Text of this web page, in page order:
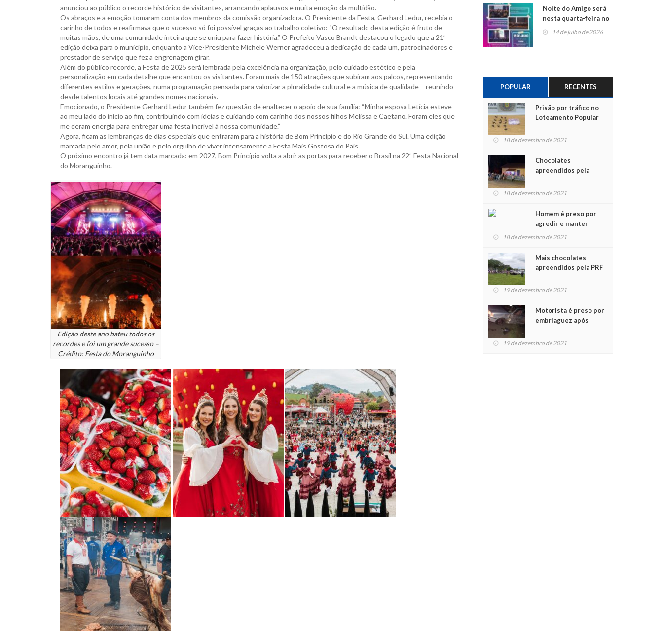
anunciou ao público o recorde histórico de visitantes, arrancando aplausos e muita emoção da multidão.
Os abraços e a emoção tomaram conta dos membros da comissão organizadora. O Presidente da Festa, Gerhard Ledur, recebia o
carinho de todos e reafirmava que o sucesso só foi possível graças ao trabalho coletivo: “O resultado desta edição é fruto de
muitas mãos, de uma comunidade inteira que se uniu para fazer história.” O Prefeito Vasco Brandt destacou o legado que a 21ª
edição deixa para o município, enquanto a Vice-Presidente Michele Werner agradeceu a dedicação de cada um, patrocinadores e
prestador de serviço que fez a engrenagem girar.
Além do público recorde, a Festa de 2025 será lembrada pela excelência na organização, pelo cuidado estético e pela
personalização em cada detalhe que encantou os visitantes. Foram mais de 150 atrações que subiram aos palcos, representando
diferentes estilos e gerações, numa programação pensada para valorizar a pluralidade cultural e a música de qualidade – reunindo
desde talentos locais até grandes nomes nacionais.
Emocionado, o Presidente Gerhard Ledur também fez questão de enaltecer o apoio de sua família: “Minha esposa Letícia esteve
ao meu lado do início ao fim, contribuindo com ideias e cuidando com carinho dos nossos filhos Melissa e Caetano. Foram eles que
me deram energia para entregar uma festa incrível à nossa comunidade.”
Agora, ficam as lembranças de dias especiais que entraram para a história de Bom Princípio e do Rio Grande do Sul. Uma edição
marcada pelo amor, pela união e pelo orgulho de viver intensamente a Festa Mais Gostosa do País.
O próximo encontro já tem data marcada: em 2027, Bom Princípio volta a abrir as portas para receber o Brasil na 22ª Festa Nacional
do Moranguinho.
Edição deste ano bateu todos os
recordes e foi um grande sucesso –
Crédito: Festa do Moranguinho
Noite do Amigo será
nesta quarta-feira no
Centro de Cultura de
14 de julho de 2026
POPULAR RECENTES
Prisão por tráfico no
Loteamento Popular
18 de dezembro de 2021
Chocolates
apreendidos pela
para crianças na
18 de dezembro de 2021
Homem é preso por
agredir e manter
mulher em cárcere
18 de dezembro de 2021
Mais chocolates
apreendidos pela PRF
crianças no Natal
19 de dezembro de 2021
Motorista é preso por
embriaguez após
feridos
19 de dezembro de 2021